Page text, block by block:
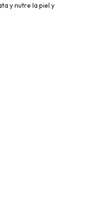
y nutre la piel y